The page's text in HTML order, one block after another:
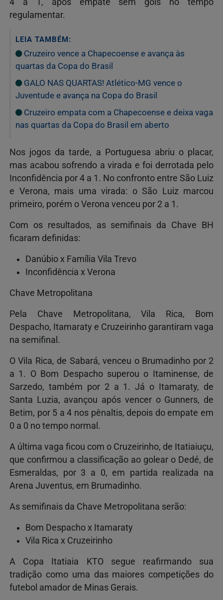
regulamentar.
LEIA TAMBÉM:
Cruzeiro vence a Chapecoense e avança às
quartas da Copa do Brasil
GALO NAS QUARTAS! Atlético-MG vence o
Juventude e avança na Copa do Brasil
Cruzeiro empata com a Chapecoense e deixa vaga
nas quartas da Copa do Brasil em aberto
Nos jogos da tarde, a Portuguesa abriu o placar,
mas acabou sofrendo a virada e foi derrotada pelo
Inconfidência por 4 a 1. No confronto entre São Luiz
e Verona, mais uma virada: o São Luiz marcou
primeiro, porém o Verona venceu por 2 a 1.
Com os resultados, as semifinais da Chave BH
ficaram definidas:
Danúbio x Família Vila Trevo
Inconfidência x Verona
Chave Metropolitana
Pela Chave Metropolitana, Vila Rica, Bom
Despacho, Itamaraty e Cruzeirinho garantiram vaga
na semifinal.
O Vila Rica, de Sabará, venceu o Brumadinho por 2
a 1. O Bom Despacho superou o Itaminense, de
Sarzedo, também por 2 a 1. Já o Itamaraty, de
Santa Luzia, avançou após vencer o Gunners, de
Betim, por 5 a 4 nos pênaltis, depois do empate em
0 a 0 no tempo normal.
A última vaga ficou com o Cruzeirinho, de Itatiaiuçu,
que confirmou a classificação ao golear o Dedé, de
Esmeraldas, por 3 a 0, em partida realizada na
Arena Juventus, em Brumadinho.
As semifinais da Chave Metropolitana serão:
Bom Despacho x Itamaraty
Vila Rica x Cruzeirinho
A Copa Itatiaia KTO segue reafirmando sua
tradição como uma das maiores competições do
futebol amador de Minas Gerais.